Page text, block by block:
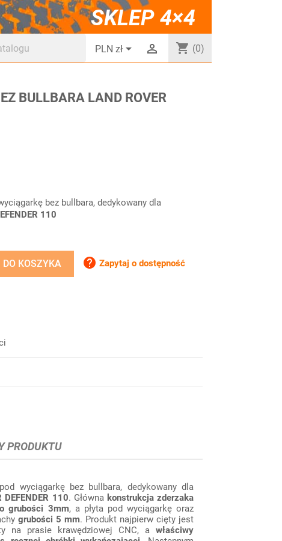
SKLEP 4×4
PLN zł  shopping_cart (0)
BULLBARA LAND ROVER
bez bullbara, dedykowany dla
110
DO KOSZYKA  Zapytaj o dostępność
PRODUKTU
wyciągarkę bez bullbara, dedykowany dla
DEFENDER 110. Główna konstrukcja zderzaka
grubości 3mm, a płyta pod wyciągarkę oraz
grubości 5 mm. Produkt najpierw cięty jest
na prasie krawędziowej CNC, a właściwy